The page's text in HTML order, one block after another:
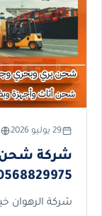
29 يوليو 2026
شركة شحن
شركة الرهوان